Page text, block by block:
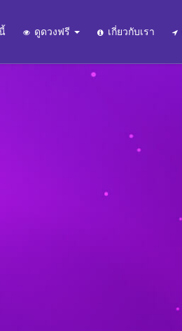
ดูดวงฟรี เกี่ยวกับเรา